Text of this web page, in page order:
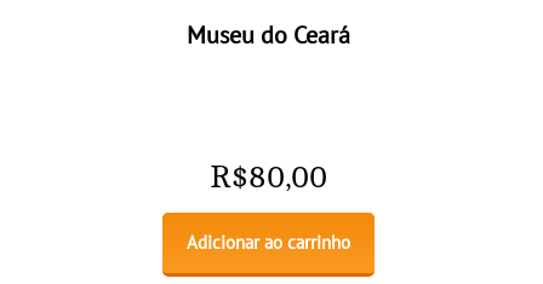
Museu do Ceará
R$80,00
Adicionar ao carrinho